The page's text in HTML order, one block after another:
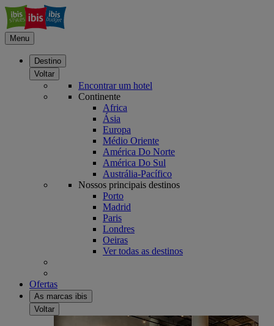
Menu
Destino
Voltar
Encontrar um hotel
Continente
Africa
Ásia
Europa
Médio Oriente
América Do Norte
América Do Sul
Austrália-Pacífico
Nossos principais destinos
Porto
Madrid
Paris
Londres
Oeiras
Ver todas as destinos
Ofertas
As marcas ibis
Voltar